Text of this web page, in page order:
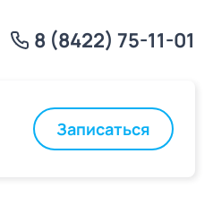
8 (8422) 75-11-01
Записаться